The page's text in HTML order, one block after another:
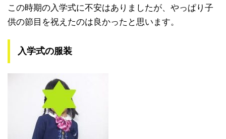
この時期の入学式に不安はありましたが、やっぱり子
供の節目を祝えたのは良かったと思います。
入学式の服装